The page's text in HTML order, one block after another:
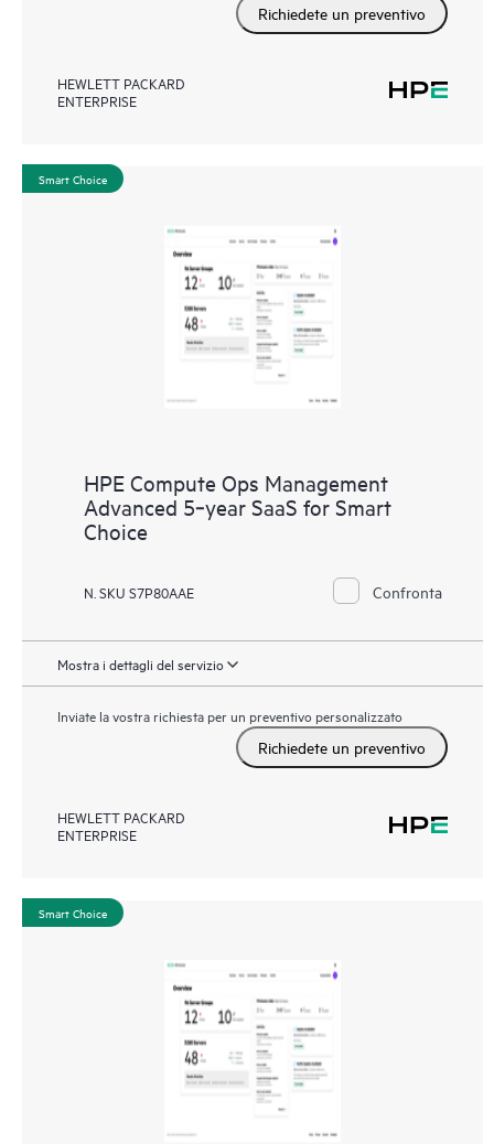
Richiedete un preventivo
HEWLETT PACKARD
ENTERPRISE
Smart Choice
HPE Compute Ops Management
Advanced 5‑year SaaS for Smart
Choice
N. SKU S7P80AAE Confronta
Mostra i dettagli del servizio
Inviate la vostra richiesta per un preventivo personalizzato
Richiedete un preventivo
HEWLETT PACKARD
ENTERPRISE
Smart Choice